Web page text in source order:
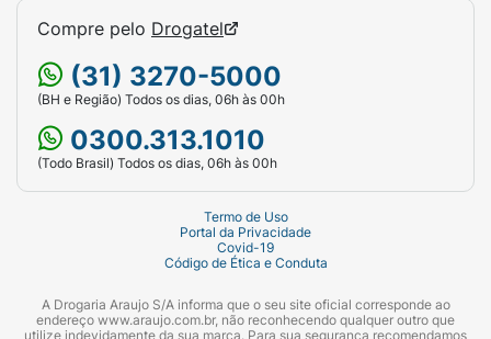
Compre pelo Drogatel
(31) 3270-5000
(BH e Região) Todos os dias, 06h às 00h
0300.313.1010
(Todo Brasil) Todos os dias, 06h às 00h
Termo de Uso
Portal da Privacidade
Covid-19
Código de Ética e Conduta
A Drogaria Araujo S/A informa que o seu site oficial corresponde ao
endereço www.araujo.com.br, não reconhecendo qualquer outro que
utilize indevidamente da sua marca. Para sua segurança recomendamos